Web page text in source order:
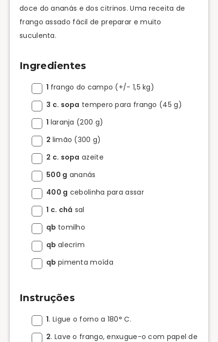
doce do ananás e dos citrinos. Uma receita de
frango assado fácil de preparar e muito
suculenta.
Ingredientes
1 frango do campo (+/- 1,5 kg)
3 c. sopa tempero para frango (45 g)
1 laranja (200 g)
2 limão (300 g)
2 c. sopa azeite
500 g ananás
400 g cebolinha para assar
1 c. chá sal
qb tomilho
qb alecrim
qb pimenta moída
Instruções
1. Ligue o forno a 180° C.
2. Lave o frango, enxugue-o com papel de